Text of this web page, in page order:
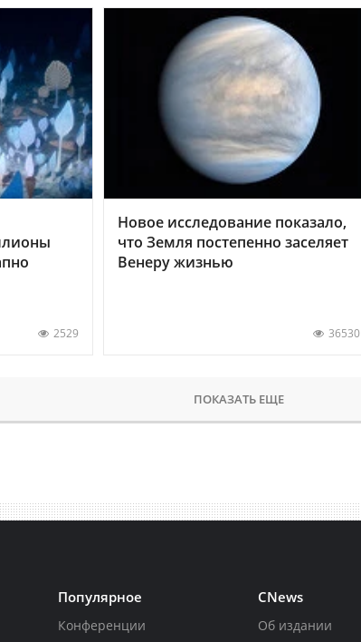
2529
Новое исследование показало,
что Земля постепенно заселяет
Венеру жизнью
36530
ПОКАЗАТЬ ЕЩЕ
Популярное
Конференции
CNews
Об издании